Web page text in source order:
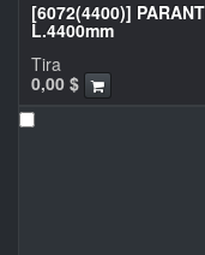
[6072(4400)]
L.4400mm
0,00 $
Tira